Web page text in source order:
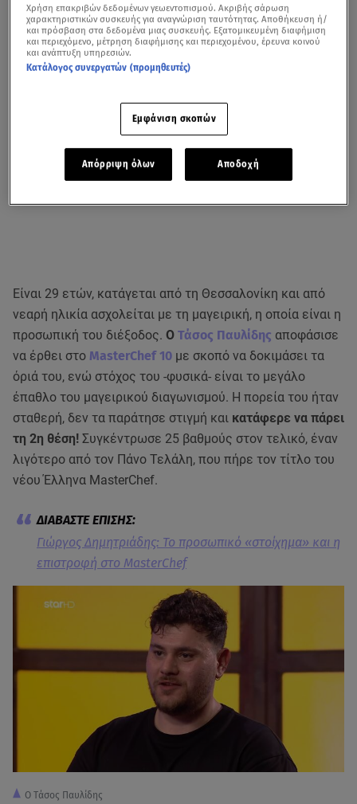
Είναι 29 ετών, κατάγεται από τη Θεσσαλονίκη και από
νεαρή ηλικία ασχολείται με τη μαγειρική, η οποία είναι η
προσωπική του διέξοδος. Ο Τάσος Παυλίδης αποφάσισε
να έρθει στο MasterChef 10 με σκοπό να δοκιμάσει τα
όριά του, ενώ στόχος του -φυσικά- είναι το μεγάλο
έπαθλο του μαγειρικού διαγωνισμού. Η πορεία του ήταν
σταθερή, δεν τα παράτησε στιγμή και κατάφερε να πάρει
τη 2η θέση! Συγκέντρωσε 25 βαθμούς στον τελικό, έναν
λιγότερο από τον Πάνο Τελάλη, που πήρε τον τίτλο του
νέου Έλληνα MasterChef.
Γιώργος Δημητριάδης: Το προσωπικό «στοίχημα» και η
επιστροφή στο MasterChef
O Tάσος Παυλίδης
Χρήση επακριβών δεδομένων γεωεντοπισμού. Ακριβής σάρωση
χαρακτηριστικών συσκευής για αναγνώριση ταυτότητας. Αποθήκευση ή/
και πρόσβαση στα δεδομένα μιας συσκευής. Εξατομικευμένη διαφήμιση
και περιεχόμενο, μέτρηση διαφήμισης και περιεχομένου, έρευνα κοινού
και ανάπτυξη υπηρεσιών.
Κατάλογος συνεργατών (προμηθευτές)
Εμφάνιση σκοπών
Απόρριψη όλων Αποδοχή